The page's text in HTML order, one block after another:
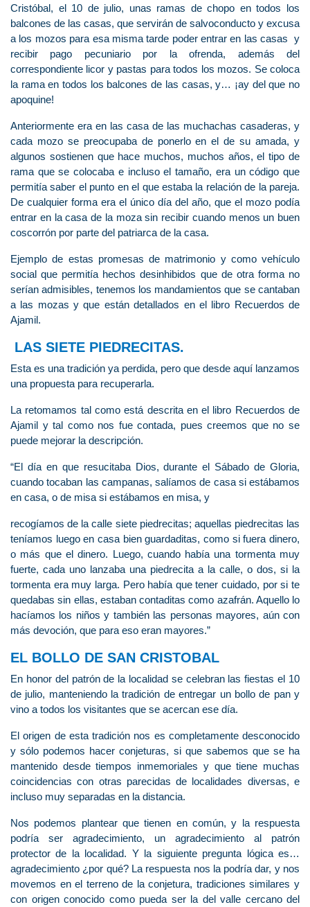
Cristóbal, el 10 de julio, unas ramas de chopo en todos los
balcones de las casas, que servirán de salvoconducto y excusa
a los mozos para esa misma tarde poder entrar en las casas y
recibir pago pecuniario por la ofrenda, además del
correspondiente licor y pastas para todos los mozos. Se coloca
la rama en todos los balcones de las casas, y… ¡ay del que no
apoquine!
Anteriormente era en las casa de las muchachas casaderas, y
cada mozo se preocupaba de ponerlo en el de su amada, y
algunos sostienen que hace muchos, muchos años, el tipo de
rama que se colocaba e incluso el tamaño, era un código que
permitía saber el punto en el que estaba la relación de la pareja.
De cualquier forma era el único día del año, que el mozo podía
entrar en la casa de la moza sin recibir cuando menos un buen
coscorrón por parte del patriarca de la casa.
Ejemplo de estas promesas de matrimonio y como vehículo
social que permitía hechos desinhibidos que de otra forma no
serían admisibles, tenemos los mandamientos que se cantaban
a las mozas y que están detallados en el libro Recuerdos de
Ajamil.
LAS SIETE PIEDRECITAS.
Esta es una tradición ya perdida, pero que desde aquí lanzamos
una propuesta para recuperarla.
La retomamos tal como está descrita en el libro Recuerdos de
Ajamil y tal como nos fue contada, pues creemos que no se
puede mejorar la descripción.
“El día en que resucitaba Dios, durante el Sábado de Gloria,
cuando tocaban las campanas, salíamos de casa si estábamos
en casa, o de misa si estábamos en misa, y
recogíamos de la calle siete piedrecitas; aquellas piedrecitas las
teníamos luego en casa bien guardaditas, como si fuera dinero,
o más que el dinero. Luego, cuando había una tormenta muy
fuerte, cada uno lanzaba una piedrecita a la calle, o dos, si la
tormenta era muy larga. Pero había que tener cuidado, por si te
quedabas sin ellas, estaban contaditas como azafrán. Aquello lo
hacíamos los niños y también las personas mayores, aún con
más devoción, que para eso eran mayores.”
EL BOLLO DE SAN CRISTOBAL
En honor del patrón de la localidad se celebran las fiestas el 10
de julio, manteniendo la tradición de entregar un bollo de pan y
vino a todos los visitantes que se acercan ese día.
El origen de esta tradición nos es completamente desconocido
y sólo podemos hacer conjeturas, si que sabemos que se ha
mantenido desde tiempos inmemoriales y que tiene muchas
coincidencias con otras parecidas de localidades diversas, e
incluso muy separadas en la distancia.
Nos podemos plantear que tienen en común, y la respuesta
podría ser agradecimiento, un agradecimiento al patrón
protector de la localidad. Y la siguiente pregunta lógica es…
agradecimiento ¿por qué? La respuesta nos la podría dar, y nos
movemos en el terreno de la conjetura, tradiciones similares y
con origen conocido como pueda ser la del valle cercano del